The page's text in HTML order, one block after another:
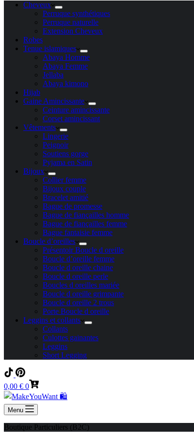
Cheveux
Perruque synthétiques
Perruque naturelle
Extension Cheveux
Robes
Tenue islamiques
Abaya Homme
Abaya Femme
Jellaba
Abaya kimono
Hijab
Gaine Amincissante
Ceinture amincissante
Corset amincissant
Vêtements
Lingerie
Peignoir
Soutiens gorge
Pyjama en Satin
Bijoux
Collier femme
Bijoux couple
Bracelet amitié
Bague de promesse
Bague de fiançailles homme
Bague de fiançailles femme
Bague fantaisie femme
Boucle d’oreilles
Présentoir Boucle d oreille
Boucle d’oreille femme
Boucle d oreille chaine
Boucle d oreille perle
Boucles d oreilles mariée
Boucle d oreille grimpante
Boucle d oreille 2 trous
Porte Boucle d oreille
Leggins et collants
Collants
Culottes gainantes
Leggins
Short Legging
Panier
d’achat
0,00 € 0
Menu
Boutique Particuliers (B2C)